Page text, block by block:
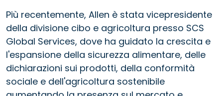
Più recentemente, Allen è stata vicepresidente
della divisione cibo e agricoltura presso SCS
Global Services, dove ha guidato la crescita e
l'espansione della sicurezza alimentare, delle
dichiarazioni sui prodotti, della conformità
sociale e dell'agricoltura sostenibile